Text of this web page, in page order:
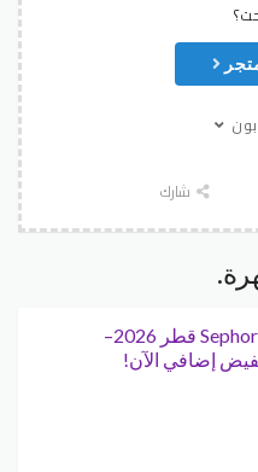
شارك
كوبون خصم Sephora قطر 2026–
إضافي الآن!